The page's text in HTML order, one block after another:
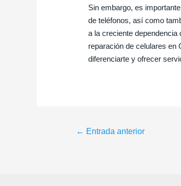
Sin embargo, es
de teléfonos, así como
a la creciente
reparación de celulares en
diferenciarte y ofrecer
Navegación
← Entrada anterior